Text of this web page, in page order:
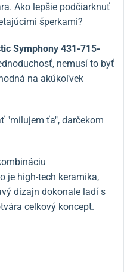
Ako lepšie podčiarknuť
šperkami?
Symphony 431-715-
nemusí to byť
na akúkoľvek
"milujem ťa", darčekom
je high-tech keramika,
dizajn dokonale ladí s
celkový koncept.